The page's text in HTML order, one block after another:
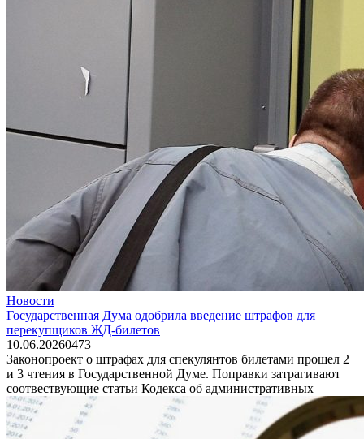
Новости
Государственная Дума одобрила введение штрафов для
перекупщиков ЖД-билетов
10.06.20260473
Законопроект о штрафах для спекулянтов билетами прошел 2
и 3 чтения в Государственной Думе. Поправки затрагивают
соотвествующие статьи Кодекса об административных